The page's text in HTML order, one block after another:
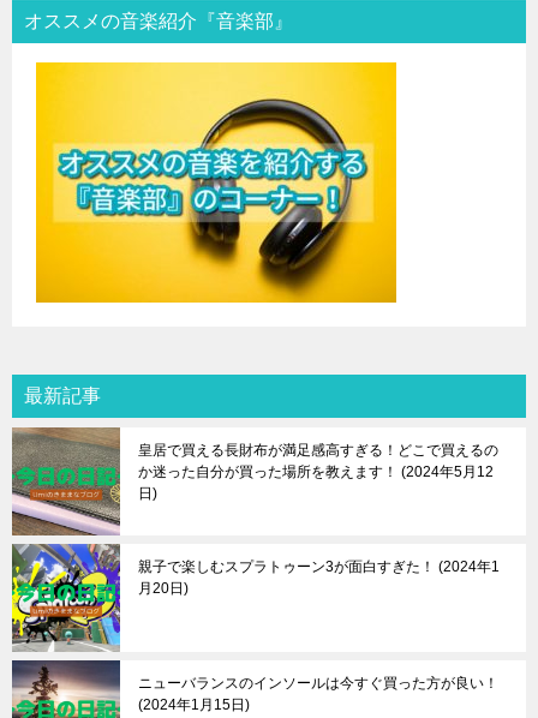
オススメの音楽紹介『音楽部』
最新記事
皇居で買える長財布が満足感高すぎる！どこで買えるの
か迷った自分が買った場所を教えます！
2024年5月12
日
親子で楽しむスプラトゥーン3が面白すぎた！
2024年1
月20日
ニューバランスのインソールは今すぐ買った方が良い！
2024年1月15日